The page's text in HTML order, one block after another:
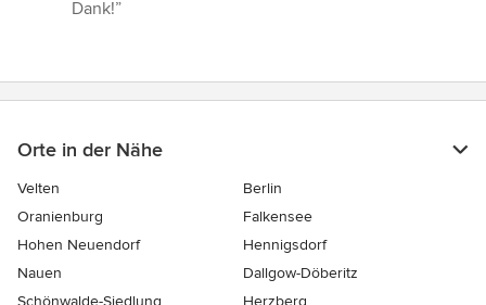
Dank!”
Orte in der Nähe
Velten
Berlin
Oranienburg
Falkensee
Hohen Neuendorf
Hennigsdorf
Nauen
Dallgow-Döberitz
Schönwalde-Siedlung
Herzberg